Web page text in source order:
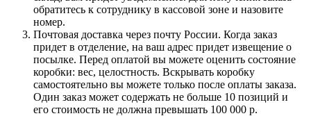
обратитесь к сотруднику в кассовой зоне и назовите
номер.
Почтовая доставка через почту России. Когда заказ
придет в отделение, на ваш адрес придет извещение о
посылке. Перед оплатой вы можете оценить состояние
коробки: вес, целостность. Вскрывать коробку
самостоятельно вы можете только после оплаты заказа.
Один заказ может содержать не больше 10 позиций и
его стоимость не должна превышать 100 000 р.